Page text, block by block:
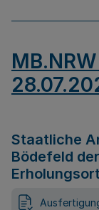
Staatliche
Bödefeld